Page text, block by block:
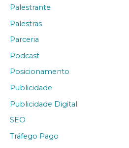
Palestrante
Palestras
Parceria
Podcast
Posicionamento
Publicidade
Publicidade Digital
SEO
Tráfego Pago